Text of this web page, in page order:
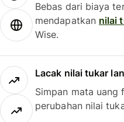
Bebas dari biaya
mendapatkan nilai
Wise.
Lacak nilai tukar
Simpan mata uang
perubahan nilai